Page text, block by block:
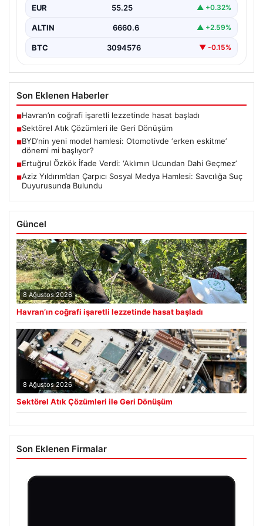
EUR 55.25 ▲ +0.32%
ALTIN 6660.6 ▲ +2.59%
BTC 3094576 ▼ -0.15%
Son Eklenen Haberler
■Havran’ın coğrafi işaretli lezzetinde hasat başladı
■Sektörel Atık Çözümleri ile Geri Dönüşüm
■BYD’nin yeni model hamlesi: Otomotivde ‘erken eskitme’
dönemi mi başlıyor?
■Ertuğrul Özkök İfade Verdi: ‘Aklımın Ucundan Dahi Geçmez’
■Aziz Yıldırım’dan Çarpıcı Sosyal Medya Hamlesi: Savcılığa Suç
Duyurusunda Bulundu
Güncel
8 Ağustos 2026
Havran’ın coğrafi işaretli lezzetinde hasat başladı
8 Ağustos 2026
Sektörel Atık Çözümleri ile Geri Dönüşüm
Son Eklenen Firmalar